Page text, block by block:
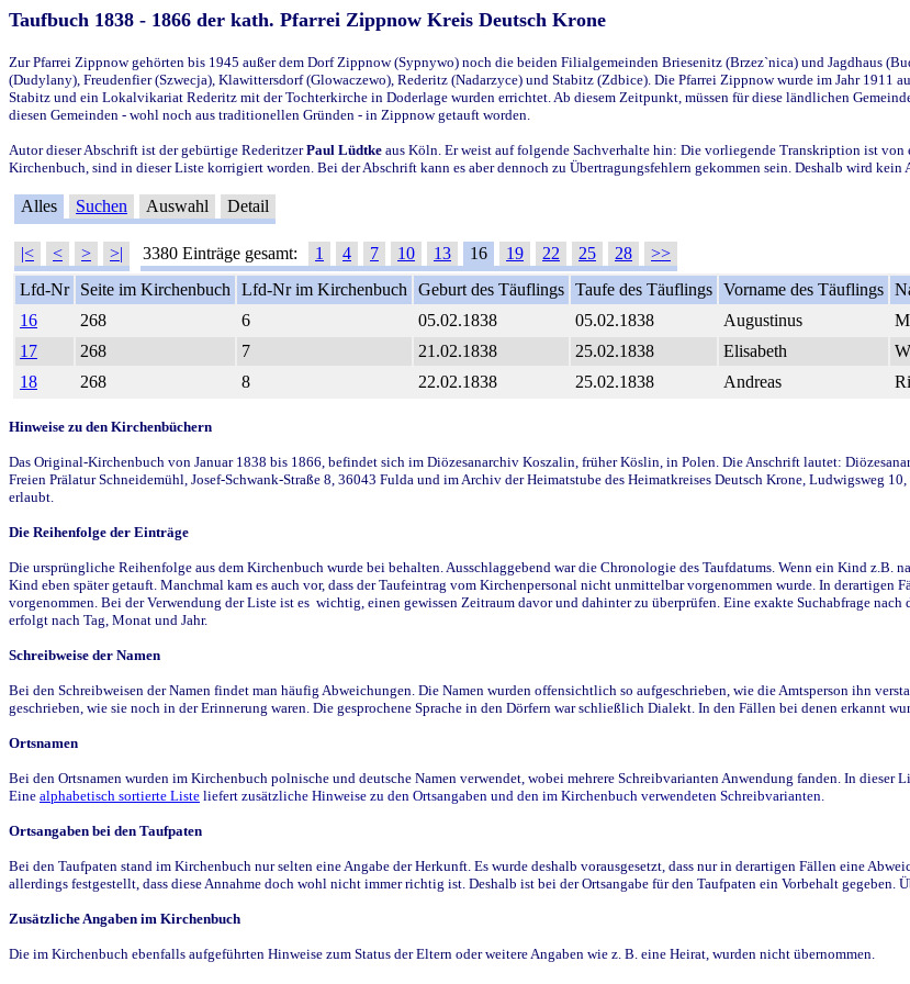
Taufbuch 1838 - 1866 der kath. Pfarrei Zippnow Kreis Deutsch Krone
Zur Pfarrei Zippnow gehörten bis 1945 außer dem Dorf Zippnow (Sypnywo) noch die beiden Filialgemeinden Briesenitz (Brzez`nica) und Jagdhaus
(Dudylany), Freudenfier (Szwecja), Klawittersdorf (Glowaczewo), Rederitz (Nadarzyce) und Stabitz (Zdbice). Die Pfarrei Zippnow wurde im Jahr
Stabitz und ein Lokalvikariat Rederitz mit der Tochterkirche in Doderlage wurden errichtet. Ab diesem Zeitpunkt, müssen für diese ländlichen
diesen Gemeinden - wohl noch aus traditionellen Gründen - in Zippnow getauft worden.
Autor dieser Abschrift ist der gebürtige RederitzerPaul Lüdtke aus Köln. Er weist auf folgende Sachverhalte hin: Die vorliegende Transkription ist
Kirchenbuch, sind in dieser Liste korrigiert worden. Bei der Abschrift kann es aber dennoch zu Übertragungsfehlern gekommen sein. Deshalb wird kein
Alles Suchen Auswahl Detail
|< < > >| 3380 Einträge gesamt: 1 4 7 10 13 16 19 22 25 28
>>
Lfd-Nr
Seite im Kirchenbuch Lfd-Nr im Kirchenbuch Geburt des Täuflings Taufe des Täuflings Vorname des Täuflings
16
268 6 05.02.1838 05.02.1838 Augustinus
17
268 7 21.02.1838 25.02.1838 Elisabeth
18
268 8 22.02.1838 25.02.1838 Andreas
Hinweise zu den Kirchenbüchern
Das Original-Kirchenbuch von Januar 1838 bis 1866, befindet sich im Diözesanarchiv Koszalin, früher Köslin, in Polen. Die Anschrift lautet:
Freien Prälatur Schneidemühl, Josef-Schwank-Straße 8, 36043 Fulda und im Archiv der Heimatstube des Heimatkreises Deutsch Krone, Ludwigsweg
erlaubt.
Die Reihenfolge der Einträge
Die ursprüngliche Reihenfolge aus dem Kirchenbuch wurde bei behalten. Ausschlaggebend war die Chronologie des Taufdatums. Wenn ein Kind z.B.
Kind eben später getauft. Manchmal kam es auch vor, dass der Taufeintrag vom Kirchenpersonal nicht unmittelbar vorgenommen wurde. In derartigen
vorgenommen. Bei der Verwendung der Liste ist es wichtig, einen gewissen Zeitraum davor und dahinter zu überprüfen. Eine exakte Suchabfrage
erfolgt nach Tag, Monat und Jahr.
Schreibweise der Namen
Bei den Schreibweisen der Namen findet man häufig Abweichungen. Die Namen wurden offensichtlich so aufgeschrieben, wie die Amtsperson ihn
geschrieben, wie sie noch in der Erinnerung waren. Die gesprochene Sprache in den Dörfern war schließlich Dialekt. In den Fällen bei denen erkannt
Ortsnamen
Bei den Ortsnamen wurden im Kirchenbuch polnische und deutsche Namen verwendet, wobei mehrere Schreibvarianten Anwendung fanden. In dieser
Eine alphabetisch sortierte Liste liefert zusätzliche Hinweise zu den Ortsangaben und den im Kirchenbuch verwendeten Schreibvarianten.
Ortsangaben bei den Taufpaten
Bei den Taufpaten stand im Kirchenbuch nur selten eine Angabe der Herkunft. Es wurde deshalb vorausgesetzt, dass nur in derartigen Fällen eine
allerdings festgestellt, dass diese Annahme doch wohl nicht immer richtig ist. Deshalb ist bei der Ortsangabe für den Taufpaten ein Vorbehalt gegeben.
Zusätzliche Angaben im Kirchenbuch
Die im Kirchenbuch ebenfalls aufgeführten Hinweise zum Status der Eltern oder weitere Angaben wie z. B. eine Heirat, wurden nicht übernommen.